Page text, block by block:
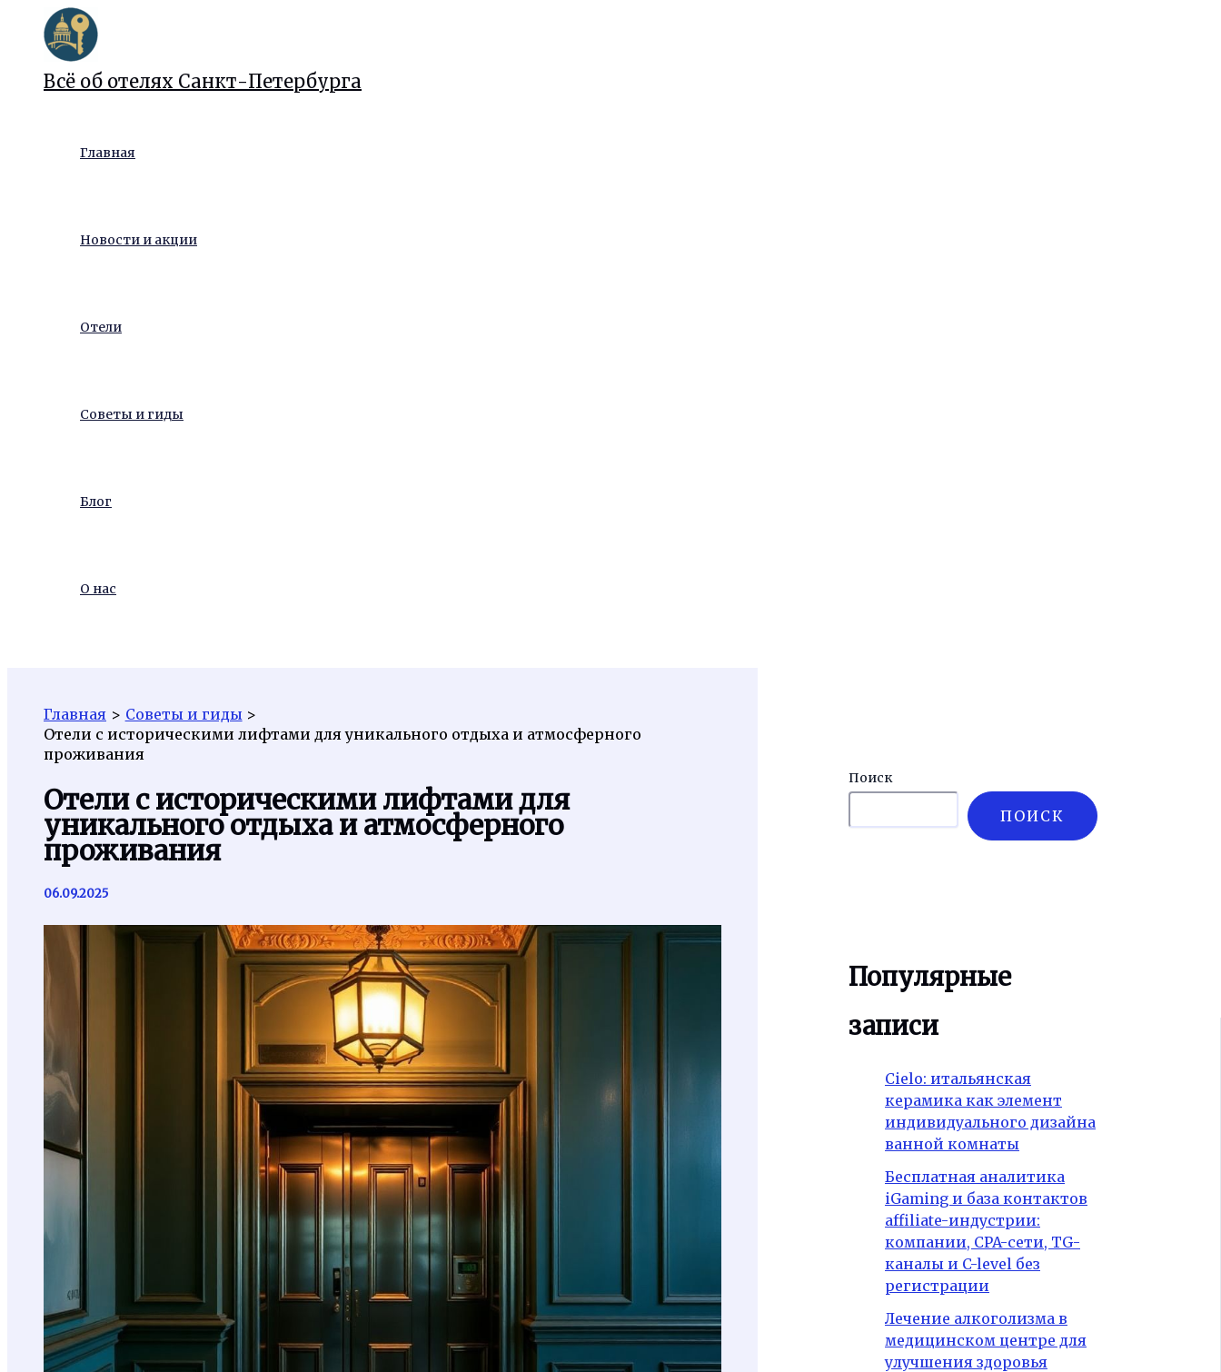
Перейти
содержимому
Всё об отелях Санкт-Петербурга
Главная
Новости и акции
Отели
Советы и гиды
Блог
О нас
Главная
Советы и гиды
Отели с историческими лифтами для уникального отдыха и атмосферного
проживания
Отели с историческими лифтами для
уникального отдыха и атмосферного
проживания
06.09.2025
Поиск
ПОИСК
Популярные
записи
Cielo: итальянская
керамика как элемент
индивидуального дизайна
ванной комнаты
Бесплатная аналитика
iGaming и база контактов
affiliate-индустрии:
компании, CPA-сети, TG-
каналы и C-level без
регистрации
Лечение алкоголизма в
медицинском центре для
улучшения здоровья